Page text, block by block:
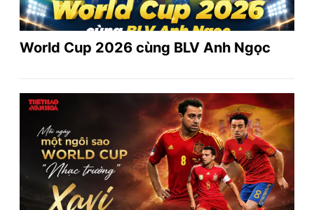
World Cup 2026 cùng BLV Anh Ngọc